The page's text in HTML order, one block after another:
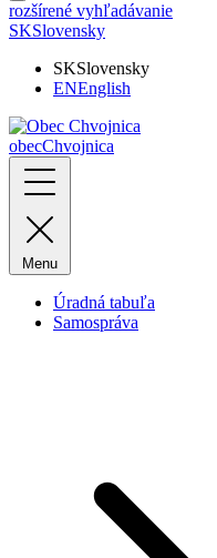
rozšírené vyhľadávanie
SKSlovensky
SKSlovensky
ENEnglish
obecChvojnica
Menu
Úradná tabuľa
Samospráva